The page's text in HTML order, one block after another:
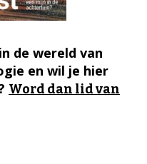
de wereld van
en wil je hier
Word dan lid van